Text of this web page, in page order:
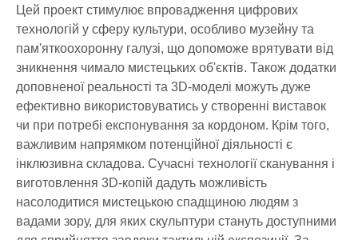
Цей проект стимулює впровадження цифрових
технологій у сферу культури, особливо музейну та
пам'яткоохоронну галузі, що допоможе врятувати від
зникнення чимало мистецьких об'єктів. Також додатки
доповненої реальності та 3D-моделі можуть дуже
ефективно використовуватись у створенні виставок
чи при потребі експонування за кордоном. Крім того,
важливим напрямком потенційної діяльності є
інклюзивна складова. Сучасні технології сканування і
виготовлення 3D-копій дадуть можливість
насолодитися мистецькою спадщиною людям з
вадами зору, для яких скульптури стануть доступними